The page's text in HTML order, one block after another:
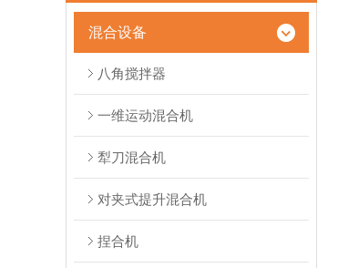
混合设备
八角搅拌器
一维运动混合机
犁刀混合机
对夹式提升混合机
捏合机